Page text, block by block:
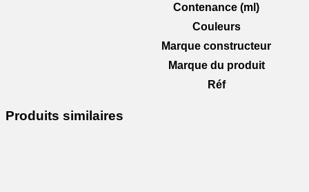
Contenance (ml)
Couleurs
Marque constructeur
Marque du produit
Réf
Produits similaires